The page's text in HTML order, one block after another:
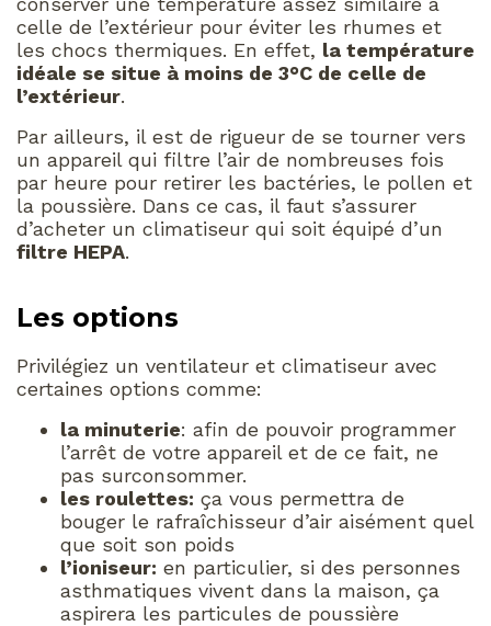
celle de l’extérieur pour éviter les rhumes et
les chocs thermiques. En effet, la température
idéale se situe à moins de 3°C de celle de
l’extérieur.
Par ailleurs, il est de rigueur de se tourner vers
un appareil qui filtre l’air de nombreuses fois
par heure pour retirer les bactéries, le pollen et
la poussière. Dans ce cas, il faut s’assurer
d’acheter un climatiseur qui soit équipé d’un
filtre HEPA.
Les options
Privilégiez un ventilateur et climatiseur avec
certaines options comme:
la minuterie: afin de pouvoir programmer
l’arrêt de votre appareil et de ce fait, ne
pas surconsommer.
les roulettes: ça vous permettra de
bouger le rafraîchisseur d’air aisément quel
que soit son poids
l’ioniseur: en particulier, si des personnes
asthmatiques vivent dans la maison, ça
aspirera les particules de poussière